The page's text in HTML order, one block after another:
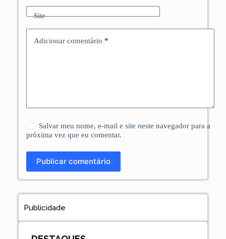
Site
Adicionar comentário *
Salvar meu nome, e-mail e site neste navegador para a
próxima vez que eu comentar.
Publicar comentário
Publicidade